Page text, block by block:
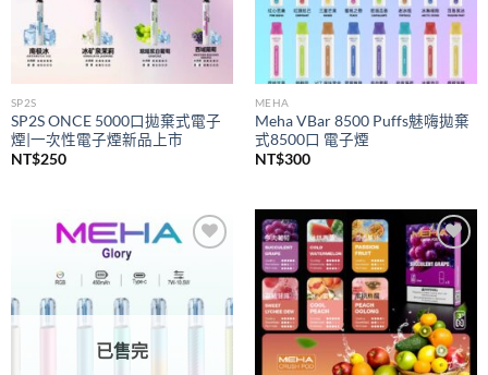
SP2S
SP2S ONCE 5000口拋棄式電子
煙|一次性電子煙新品上市
NT$250
MEHA
Meha VBar 8500 Puffs魅嗨拋棄
式8500口 電子煙
NT$300
wishlist
已售完
Add to
wishlist